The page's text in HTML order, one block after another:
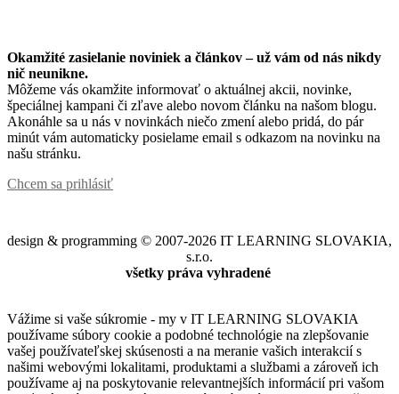
Okamžité zasielanie noviniek a článkov – už vám od nás nikdy
nič neunikne.
Môžeme vás okamžite informovať o aktuálnej akcii, novinke,
špeciálnej kampani či zľave alebo novom článku na našom blogu.
Akonáhle sa u nás v novinkách niečo zmení alebo pridá, do pár
minút vám automaticky posielame email s odkazom na novinku na
našu stránku.
Chcem sa prihlásiť
design & programming © 2007-2026 IT LEARNING SLOVAKIA,
s.r.o.
všetky práva vyhradené
Vážime si vaše súkromie - my v IT LEARNING SLOVAKIA
používame súbory cookie a podobné technológie na zlepšovanie
vašej používateľskej skúsenosti a na meranie vašich interakcií s
našimi webovými lokalitami, produktami a službami a zároveň ich
používame aj na poskytovanie relevantnejších informácií pri vašom